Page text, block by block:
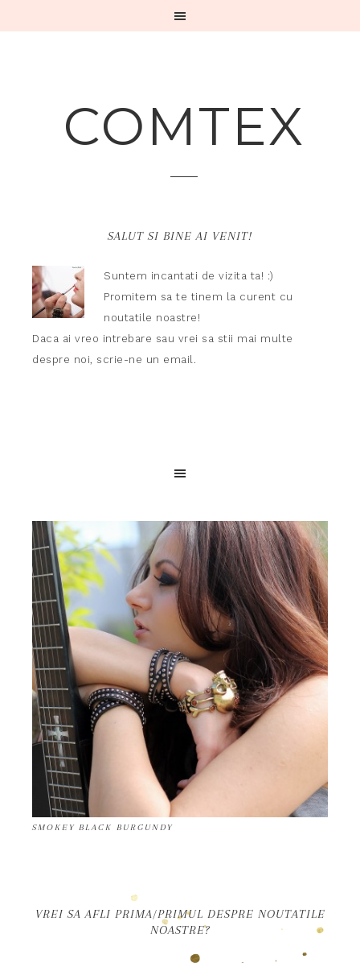
COMTEX
SALUT SI BINE AI VENIT!
Suntem incantati de vizita ta! :)
Promitem sa te tinem la curent cu
noutatile noastre!
Daca ai vreo intrebare sau vrei sa stii mai multe
despre noi, scrie-ne un email.
SMOKEY BLACK BURGUNDY
VREI SA AFLI PRIMA/PRIMUL DESPRE NOUTATILE
NOASTRE?